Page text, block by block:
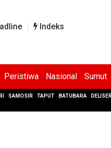
Indeks
Peristiwa Nasional Sumut
SAMOSIR TAPUT BATUBARA